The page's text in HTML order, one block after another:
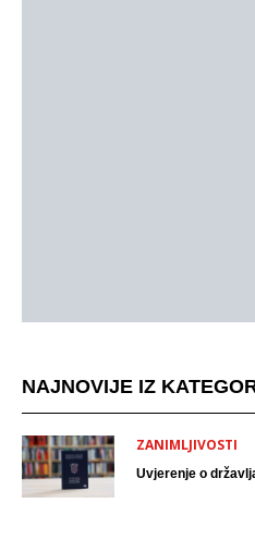
NAJNOVIJE IZ
ZANIMLJIVOSTI
Uvjerenje o